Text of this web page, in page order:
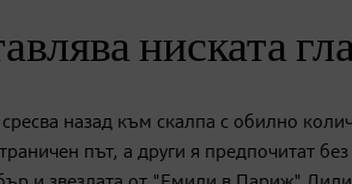
ниската
назад към скалпа с обилно
път, а други я предпочитат